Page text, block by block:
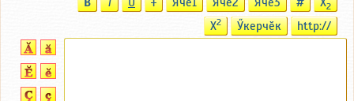
2
X2 Ӳкерчӗк http://